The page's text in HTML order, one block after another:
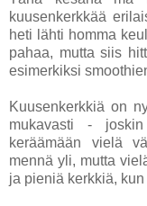
kuusenkerkkää
heti lähti homma
pahaa, mutta siis
esimerkiksi
Kuusenkerkkiä on
mukavasti -
keräämään vielä
mennä yli, mutta
ja pieniä kerkkiä,